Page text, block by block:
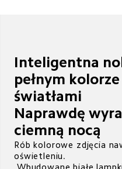
Inteligentna
pełnym
światłami
Naprawdę
ciemną nocą
Rób kolorowe zdjęcia
oświetleniu.